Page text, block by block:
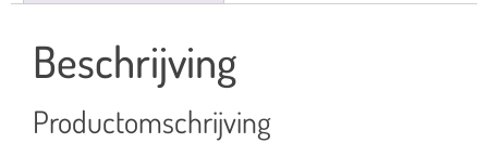
Beschrijving
Productomschrijving